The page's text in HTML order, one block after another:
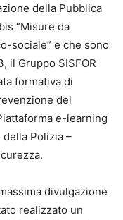
della Pubblica
“Misure da
sociale” e che sono
il Gruppo SISFOR
formativa di
del
e-learning
Polizia –
divulgazione
realizzato un